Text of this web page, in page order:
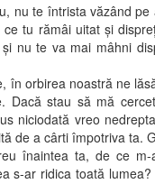
întrista văzând pe
tu rămâi uitat şi
nu te va mai mâhni
noastră ne
Dacă stau să mă
niciodată vreo
de a cârti împotriva ta.
înaintea ta, de ce m-
s-ar ridica toată